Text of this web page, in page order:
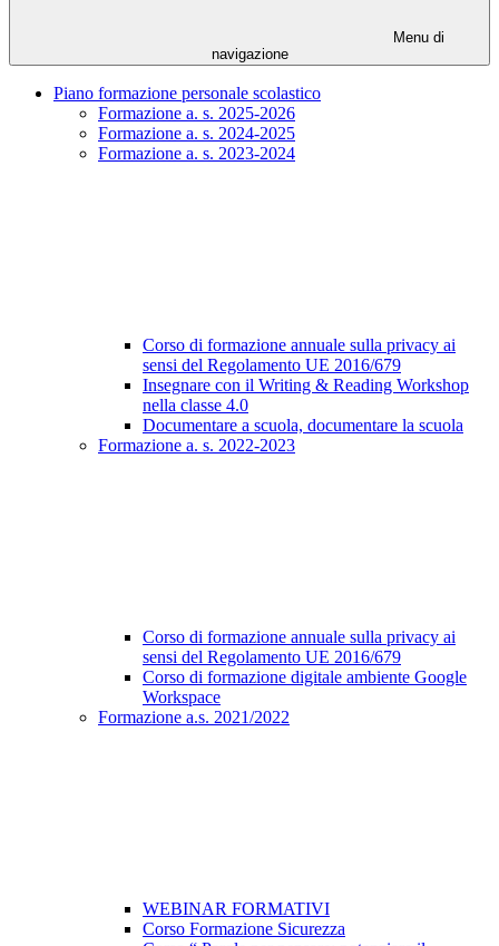
Menu di
navigazione
Piano formazione personale scolastico
Formazione a. s. 2025-2026
Formazione a. s. 2024-2025
Formazione a. s. 2023-2024
Corso di formazione annuale sulla privacy ai
sensi del Regolamento UE 2016/679
Insegnare con il Writing & Reading Workshop
nella classe 4.0
Documentare a scuola, documentare la scuola
Formazione a. s. 2022-2023
Corso di formazione annuale sulla privacy ai
sensi del Regolamento UE 2016/679
Corso di formazione digitale ambiente Google
Workspace
Formazione a.s. 2021/2022
WEBINAR FORMATIVI
Corso Formazione Sicurezza